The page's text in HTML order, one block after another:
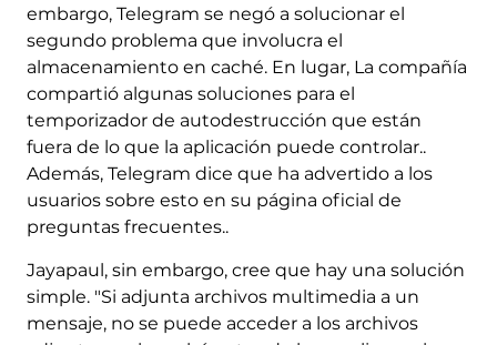
embargo, Telegram se negó a solucionar el
segundo problema que involucra el
almacenamiento en caché. En lugar, La compañía
compartió algunas soluciones para el
temporizador de autodestrucción que están
fuera de lo que la aplicación puede controlar..
Además, Telegram dice que ha advertido a los
usuarios sobre esto en su página oficial de
preguntas frecuentes..
Jayapaul, sin embargo, cree que hay una solución
simple. "Si adjunta archivos multimedia a un
mensaje, no se puede acceder a los archivos